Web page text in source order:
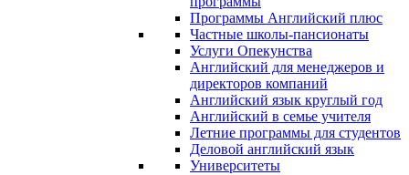
Программы Английский плюс
Частные школы-пансионаты
Услуги Опекунства
Английский для менеджеров и
директоров компаний
Английский язык круглый год
Английский в семье учителя
Летние программы для студентов
Деловой английский язык
Университеты